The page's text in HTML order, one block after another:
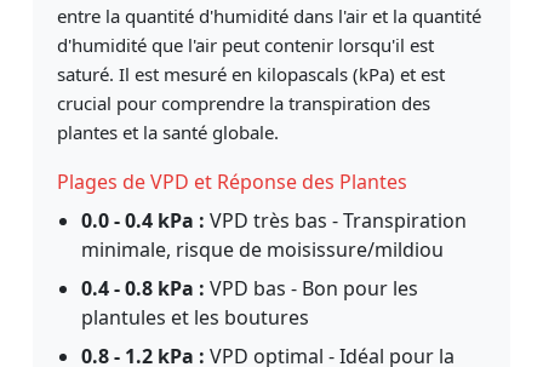
entre la quantité d'humidité dans l'air et la quantité
d'humidité que l'air peut contenir lorsqu'il est
saturé. Il est mesuré en kilopascals (kPa) et est
crucial pour comprendre la transpiration des
plantes et la santé globale.
Plages de VPD et Réponse des Plantes
0.0 - 0.4 kPa : VPD très bas - Transpiration
minimale, risque de moisissure/mildiou
0.4 - 0.8 kPa : VPD bas - Bon pour les
plantules et les boutures
0.8 - 1.2 kPa : VPD optimal - Idéal pour la